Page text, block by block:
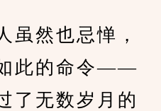
然也忌惮，
此的命令——
了无数岁月的